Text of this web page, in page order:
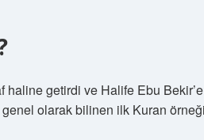
haline getirdi ve Halife Ebu
olarak bilinen ilk Kuran